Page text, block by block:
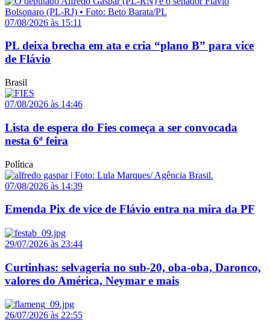
07/08/2026 às 15:11
PL deixa brecha em ata e cria “plano B” para vice
de Flávio
Brasil
07/08/2026 às 14:46
Lista de espera do Fies começa a ser convocada
nesta 6ª feira
Política
07/08/2026 às 14:39
Emenda Pix de vice de Flávio entra na mira da PF
29/07/2026 às 23:44
Curtinhas: selvageria no sub-20, oba-oba, Daronco,
valores do América, Neymar e mais
26/07/2026 às 22:55